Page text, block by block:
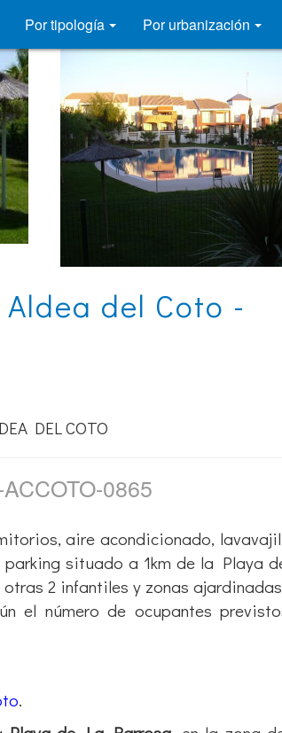
Por tipología Por urbanización
del Coto -
DEL COTO
0865
aire acondicionado,
situado a 1km de la Playa
2 infantiles y zonas
el número de ocupantes
.